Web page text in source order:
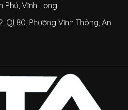
Phú, Vĩnh Long.
QL80, Phường Vĩnh Thông, An